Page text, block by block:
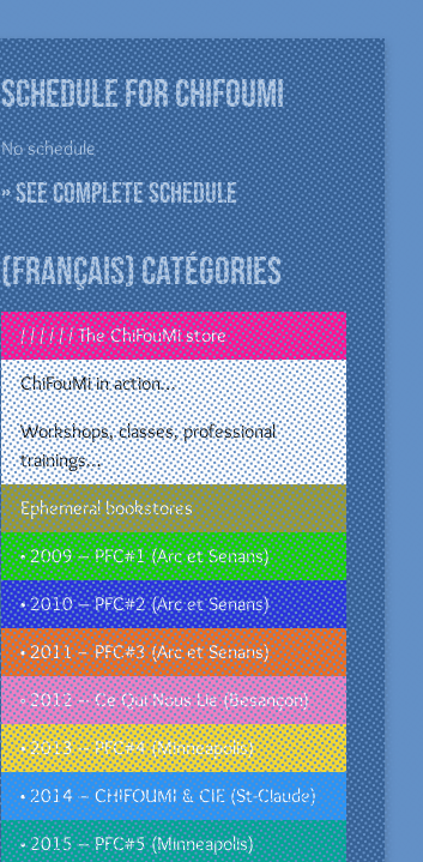
Schedule for ChiFouMi
No schedule
» See complete schedule
(Français) Catégories
/ / / / / / The ChiFouMi store
ChiFouMi in action…
Workshops, classes, professional
trainings…
Ephemeral bookstores
• 2009 – PFC#1 (Arc et Senans)
• 2010 – PFC#2 (Arc et Senans)
• 2011 – PFC#3 (Arc et Senans)
• 2012 – Ce Qui Nous Lie (Besançon)
• 2013 – PFC#4 (Minneapolis)
• 2014 – CHIFOUMI & CIE (St-Claude)
• 2015 – PFC#5 (Minneapolis)